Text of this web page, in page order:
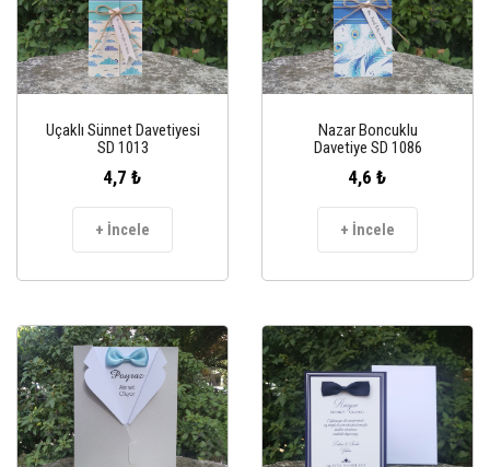
Uçaklı Sünnet Davetiyesi
SD 1013
4,7 ₺
+ İncele
Nazar Boncuklu
Davetiye SD 1086
4,6 ₺
+ İncele